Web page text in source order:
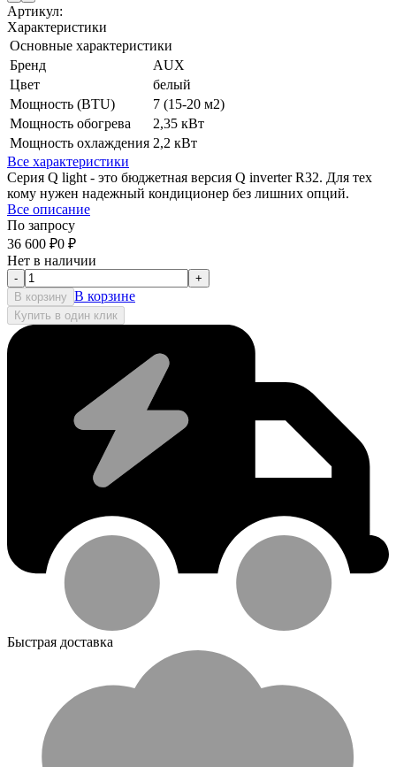
Артикул:
Характеристики
Основные характеристики
Бренд
AUX
Цвет
белый
Мощность (BTU)
7 (15-20 м2)
Мощность обогрева
2,35 кВт
Мощность охлаждения 2,2 кВт
Все характеристики
Серия Q light - это бюджетная версия Q inverter R32. Для тех
кому нужен надежный кондиционер без лишних опций.
Все описание
По запросу
36 600 ₽0 ₽
Нет в наличии
-
+
В корзину В корзине
Купить в один клик
Быстрая доставка